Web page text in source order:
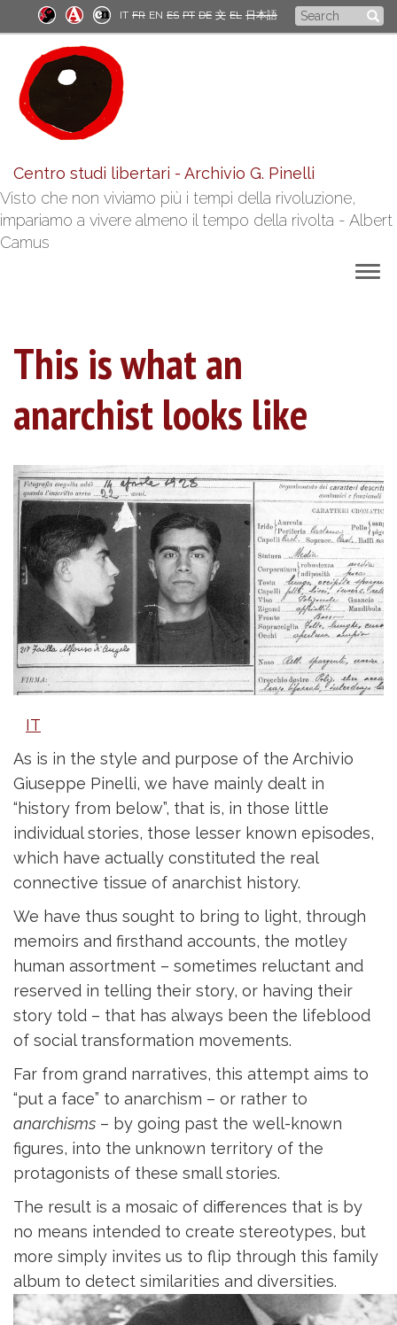
to
main
content
Search
IT FR EN ES PT DE 文 EL 日本語
Centro studi libertari - Archivio G. Pinelli
Visto che non viviamo più i tempi della rivoluzione,
impariamo a vivere almeno il tempo della rivolta - Albert
Camus
This is what an
anarchist looks like
IT
As is in the style and purpose of the Archivio
Giuseppe Pinelli, we have mainly dealt in
“history from below”, that is, in those little
individual stories, those lesser known episodes,
which have actually constituted the real
connective tissue of anarchist history.
We have thus sought to bring to light, through
memoirs and firsthand accounts, the motley
human assortment – sometimes reluctant and
reserved in telling their story, or having their
story told – that has always been the lifeblood
of social transformation movements.
Far from grand narratives, this attempt aims to
“put a face” to anarchism – or rather to
anarchisms – by going past the well-known
figures, into the unknown territory of the
protagonists of these small stories.
The result is a mosaic of differences that is by
no means intended to create stereotypes, but
more simply invites us to flip through this family
album to detect similarities and diversities.